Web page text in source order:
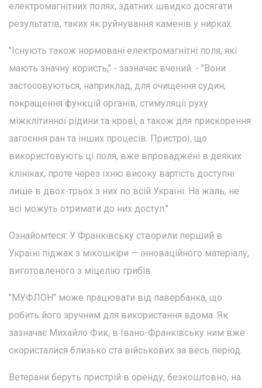
електромагнітних полях, здатних швидко досягати
результатів, таких як руйнування каменів у нирках.
"Існують також нормовані електромагнітні поля, які
мають значну користь," - зазначає вчений. - "Вони
застосовуються, наприклад, для очищення судин,
покращення функцій органів, стимуляції руху
міжклітинної рідини та крові, а також для прискорення
загоєння ран та інших процесів. Пристрої, що
використовують ці поля, вже впроваджені в деяких
клініках, проте через їхню високу вартість доступні
лише в двох-трьох з них по всій Україні. На жаль, не
всі можуть отримати до них доступ."
Ознайомтеся: У Франківську створили перший в
Україні піджак з мікошкіри — інноваційного матеріалу,
виготовленого з міцелію грибів.
"МУФЛОН" може працювати від павербанка, що
робить його зручним для використання вдома. Як
зазначає Михайло Фик, в Івано-Франківську ним вже
скористалися близько ста військових за весь період.
Ветерани беруть пристрій в оренду, безкоштовно, на